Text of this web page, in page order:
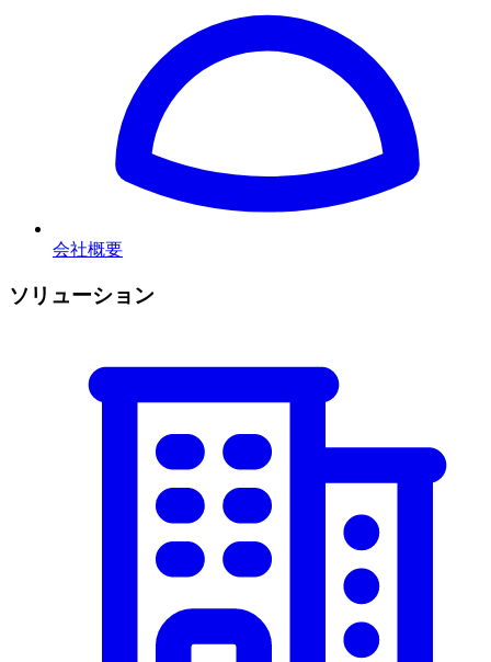
会社概要
ソリューション